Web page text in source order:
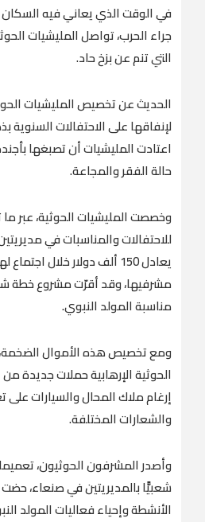
في الوقت الذي يعاني فيه
جراء الحرب، تواصل المليشيات
التي تنم عن بزخ حاد.
الحديث عن تخصيص المليشيات
لإنفاقها على الاحتفالات السنوية
اعتادت المليشيات أن تصبغها
حالة الفقر والمجاعة.
وخصصت المليشيات الحوثية، عبر
للاحتفالات والمناسبات في
يعادل 150 ألف دولار خلال
مشرفيها، وقد أقرّت مشروع خطة
مناسبة المولد النبوي.
ومع تخصيص هذه الأموال
الحوثية الإرهابية حملات جديدة من
إرغام ملاك المحال والسيارات على
والشعارات المختلفة.
شعبيًّا بالمديريتين في صنعاء،
الأنشطة وإحياء فعاليات المولد